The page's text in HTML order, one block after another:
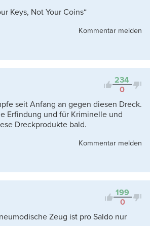
Keys, Not Your Coins“
Kommentar melden
234
0
seit Anfang an gegen diesen Dreck.
Erfindung und für Kriminelle und
Dreckprodukte bald.
Kommentar melden
199
0
Zeug ist pro Saldo nur